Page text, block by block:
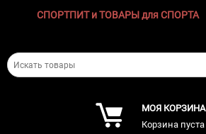
СПОРТПИТ и ТОВАРЫ для СПОРТА
МОЯ КОРЗИНА
Корзина пуста